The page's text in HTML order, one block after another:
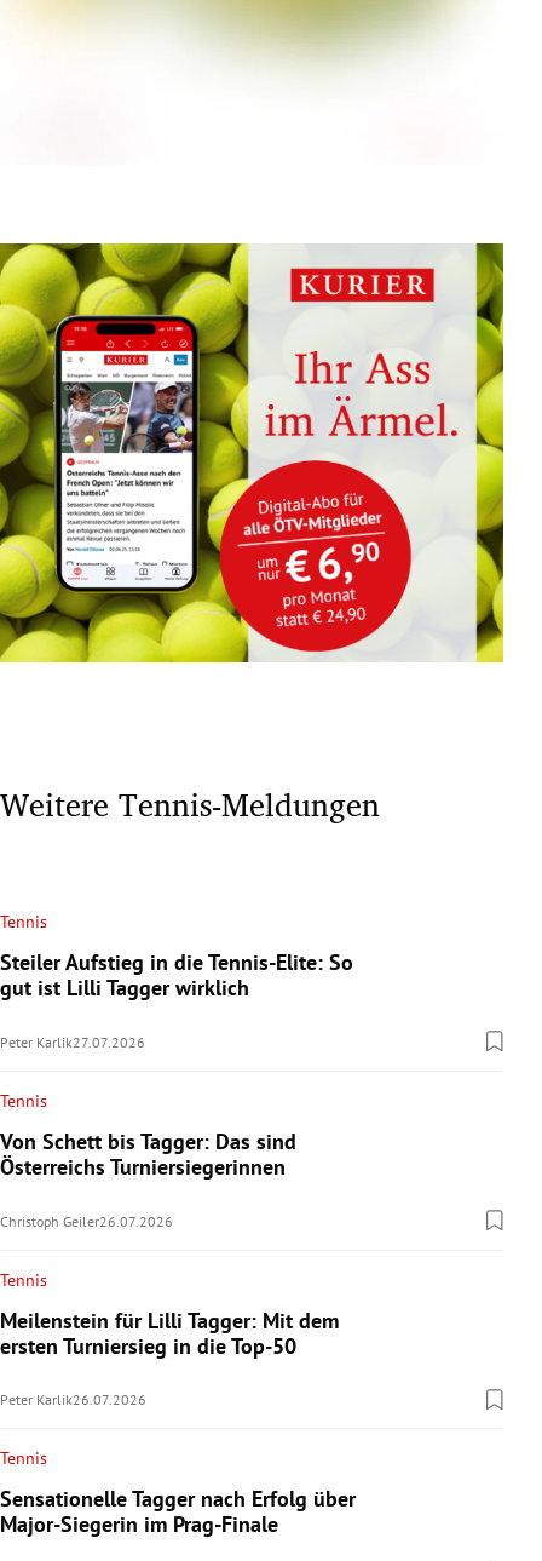
Weitere Tennis-Meldungen
Tennis
Steiler Aufstieg in die Tennis-Elite: So
gut ist Lilli Tagger wirklich
Peter Karlik27.07.2026
Tennis
Von Schett bis Tagger: Das sind
Österreichs Turniersiegerinnen
Christoph Geiler26.07.2026
Tennis
Meilenstein für Lilli Tagger: Mit dem
ersten Turniersieg in die Top-50
Peter Karlik26.07.2026
Tennis
Sensationelle Tagger nach Erfolg über
Major-Siegerin im Prag-Finale